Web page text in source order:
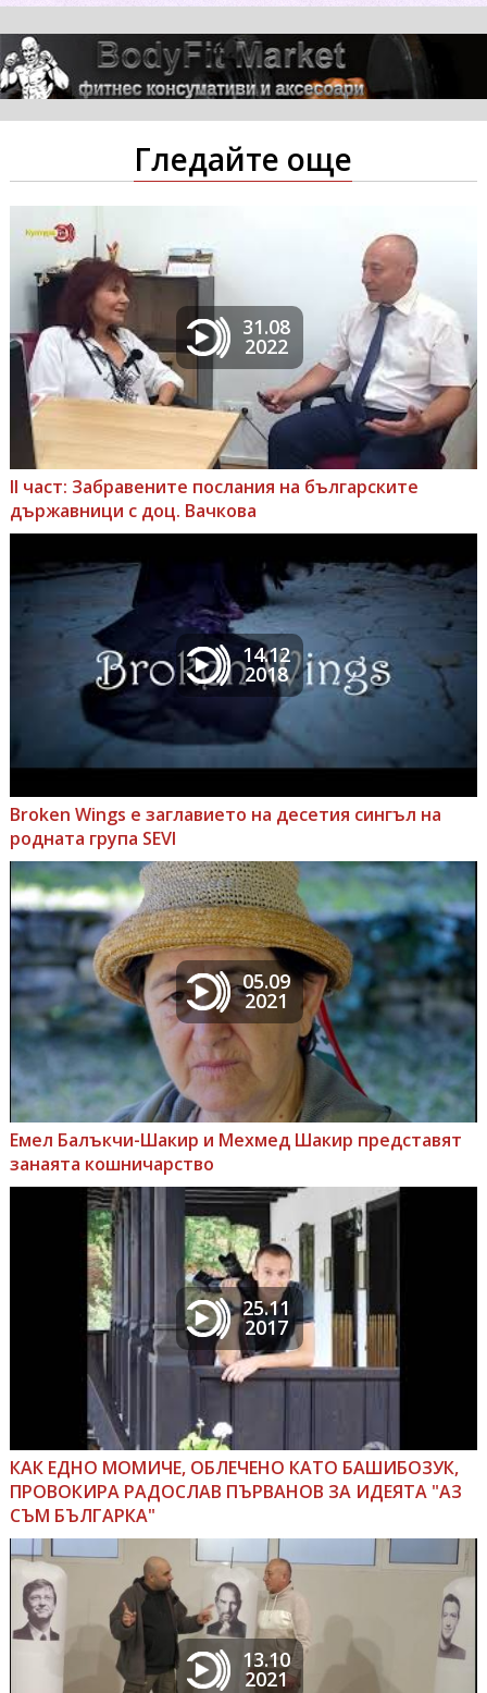
Гледайте още
31.08
2022
II част: Забравените послания на българските
държавници с доц. Вачкова
14.12
2018
Broken Wings е заглавието на десетия сингъл на
родната група SEVI
05.09
2021
Емел Балъкчи-Шакир и Мехмед Шакир представят
занаята кошничарство
25.11
2017
КАК ЕДНО МОМИЧЕ, ОБЛЕЧЕНО КАТО БАШИБОЗУК,
ПРОВОКИРА РАДОСЛАВ ПЪРВАНОВ ЗА ИДЕЯТА "АЗ
СЪМ БЪЛГАРКА"
13.10
2021